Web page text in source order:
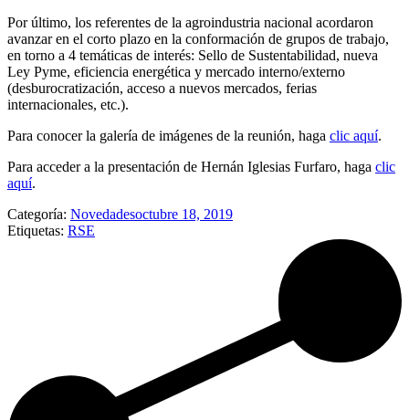
Por último, los referentes de la agroindustria nacional acordaron
avanzar en el corto plazo en la conformación de grupos de trabajo,
en torno a 4 temáticas de interés: Sello de Sustentabilidad, nueva
Ley Pyme, eficiencia energética y mercado interno/externo
(desburocratización, acceso a nuevos mercados, ferias
internacionales, etc.).
Para conocer la galería de imágenes de la reunión, haga clic aquí.
Para acceder a la presentación de Hernán Iglesias Furfaro, haga clic
aquí.
Categoría: Novedadesoctubre 18, 2019
Etiquetas: RSE